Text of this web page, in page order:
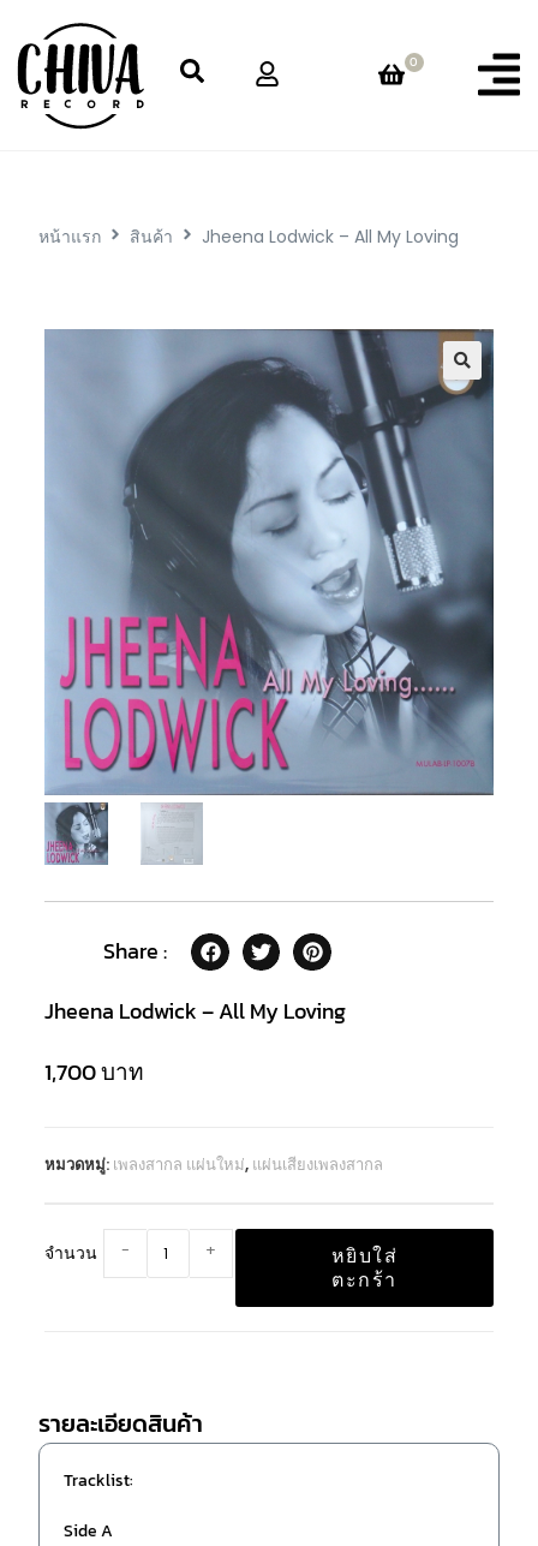
0
หน้าแรก สินค้า Jheena Lodwick – All My Loving
Share :
Jheena Lodwick – All My Loving
1,700บาท
หมวดหมู่: เพลงสากล แผ่นใหม่, แผ่นเสียงเพลงสากล
จำนวน - +
หยิบใส่
ตะกร้า
รายละเอียดสินค้า
Tracklist:
Side A